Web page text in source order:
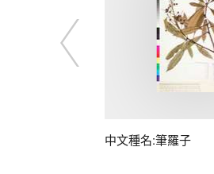
中文種名:筆羅子